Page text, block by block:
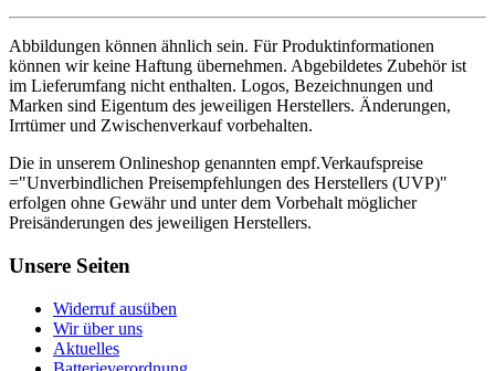
Abbildungen können ähnlich sein. Für Produktinformationen
können wir keine Haftung übernehmen. Abgebildetes Zubehör ist
im Lieferumfang nicht enthalten. Logos, Bezeichnungen und
Marken sind Eigentum des jeweiligen Herstellers. Änderungen,
Irrtümer und Zwischenverkauf vorbehalten.
Die in unserem Onlineshop genannten empf.Verkaufspreise
="Unverbindlichen Preisempfehlungen des Herstellers (UVP)"
erfolgen ohne Gewähr und unter dem Vorbehalt möglicher
Preisänderungen des jeweiligen Herstellers.
Unsere Seiten
Widerruf ausüben
Wir über uns
Aktuelles